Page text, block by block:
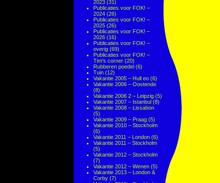
2023 (31)
Publicaties voor FOK! –
2024 (26)
Publicaties voor FOK! –
2025 (26)
Publicaties voor FOK! –
2026 (16)
Publicaties voor FOK! –
overig (69)
Publicaties voor FOK! –
Tim's corner (20)
Rubberen poedel (6)
Tuin (12)
Vakantie 2005 – Hull eo (6)
Vakantie 2006 – Oostende
(8)
Vakantie 2006 2 – Leipzig (5)
Vakantie 2007 – Istanbul (8)
Vakantie 2008 – Lissabon
(5)
Vakantie 2009 – Praag (5)
Vakantie 2010 – Stockholm
(6)
Vakantie 2011 – London (6)
Vakantie 2011 – Stockholm
(5)
Vakantie 2012 – Stockholm
(7)
Vakantie 2012 – Wenen (5)
Vakantie 2013 – London &
Corby (7)